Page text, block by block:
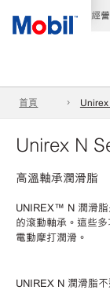
經
首頁
Unirex N
高溫軸承潤滑脂
UNIREX™ N 潤滑脂
的滾動軸承。這些
電動摩打潤滑。
UNIREX N 潤滑脂